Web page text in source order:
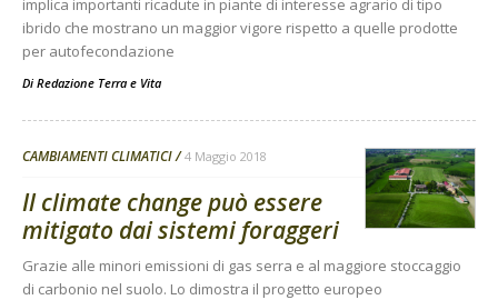
implica importanti ricadute in piante di interesse agrario di tipo
ibrido che mostrano un maggior vigore rispetto a quelle prodotte
per autofecondazione
Di Redazione Terra e Vita
CAMBIAMENTI CLIMATICI 4 Maggio 2018
Il climate change può essere
mitigato dai sistemi foraggeri
Grazie alle minori emissioni di gas serra e al maggiore stoccaggio
di carbonio nel suolo. Lo dimostra il progetto europeo